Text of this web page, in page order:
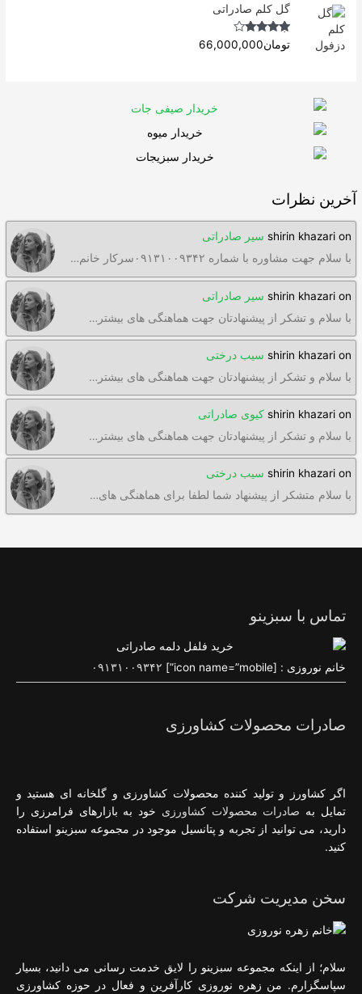
گل کلم صادراتی
Rated4.63
out of 5
تومان66,000,000
آخرین نظرات
shirin khazari on
سیر صادراتی
با سلام جهت مشاوره با شماره ۰۹۱۳۱۰۰۹۳۴۲سرکار خانم…
shirin khazari on
سیر صادراتی
با سلام و تشکر از پیشنهادتان جهت هماهنگی های بیشتر…
shirin khazari on
سیب درختی
با سلام و تشکر از پیشنهادتان جهت هماهنگی های بیشتر…
shirin khazari on
کیوی صادراتی
با سلام و تشکر از پیشنهادتان جهت هماهنگی های بیشتر…
shirin khazari on
سیب درختی
با سلام متشکر از پیشنهاد شما لطفا برای هماهنگی های…
تماس با سبزینو
خانم نوروزی : [icon name=”mobile”] ۰۹۱۳۱۰۰۹۳۴۲
صادرات محصولات کشاورزی
اگر کشاورز و تولید کننده محصولات کشاورزی و گلخانه ای هستید و
تمایل به صادرات محصولات کشاورزی خود به بازارهای فرامرزی را
دارید، می توانید از تجربه و پتانسیل موجود در مجموعه سبزینو استفاده
کنید.
سخن مدیریت شرکت
سلام؛ از اینکه مجموعه سبزینو را لایق خدمت رسانی می دانید، بسیار
سپاسگزارم. من زهره نوروزی کارآفرین و فعال در حوزه کشاورزی